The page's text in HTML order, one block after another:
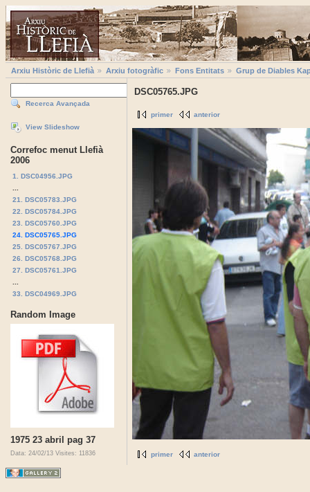
Arxiu Històric de Llefià Arxiu fotogràfic Fons Entitats Grup de Diables
Recerca Avançada
View Slideshow
Correfoc menut Llefià
2006
1. DSC04956.JPG
21. DSC05783.JPG
22. DSC05784.JPG
23. DSC05760.JPG
24. DSC05765.JPG
25. DSC05767.JPG
26. DSC05768.JPG
27. DSC05761.JPG
33. DSC04969.JPG
Random Image
1975 23 abril pag 37
Data: 24/02/13 Visites: 11836
DSC05765.JPG
primer anterior
primer anterior